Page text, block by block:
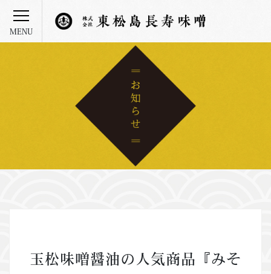
玉松味噌醤油の人気商品『みそ